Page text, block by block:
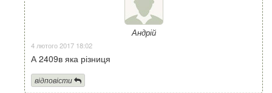
Андрій
4 лютого 2017 18:02
А 2409в яка різниця
відповісти